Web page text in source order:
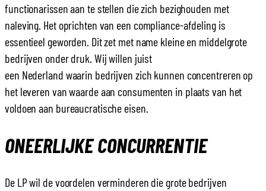
functionarissen aan te stellen die zich bezighouden met
naleving. Het oprichten van een compliance-afdeling is
essentieel geworden. Dit zet met name kleine en middelgrote
bedrijven onder druk. Wij willen juist
een Nederland waarin bedrijven zich kunnen concentreren op
het leveren van waarde aan consumenten in plaats van het
voldoen aan bureaucratische eisen.
ONEERLIJKE CONCURRENTIE
De LP wil de voordelen verminderen die grote bedrijven